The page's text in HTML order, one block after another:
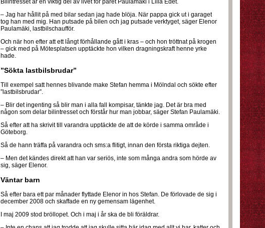
Bilintresset är en viktig del av livet för paret Paulamäki i Lilla Edet.
– Jag har hållit på med bilar sedan jag hade blöja. När pappa gick ut i garaget
tog han med mig. Han putsade på bilen och jag putsade verktyget, säger Elenor
Paulamäki, lastbilschaufför.
Och när hon efter att ett långt förhållande gått i kras – och hon tröttnat på krogen
– gick med på Mötesplatsen upptäckte hon vilken dragningskraft henne yrke
hade.
”Sökta lastbilsbrudar”
Till exempel satt hennes blivande make Stefan hemma i Mölndal och sökte efter
”lastbilsbrudar”.
– Blir det ingenting så blir man i alla fall kompisar, tänkte jag. Det är bra med
någon som delar bilintresset och förstår hur man jobbar, säger Stefan Paulamäki.
Så efter att ha skrivit till varandra upptäckte de att de körde i samma område i
Göteborg.
Så de hann träffa på varandra och sms:a flitigt, innan den första riktiga dejten.
– Men det kändes direkt att han var seriös, inte som många andra som hörde av
sig, säger Elenor.
Väntar barn
Så efter bara ett par månader flyttade Elenor in hos Stefan. De förlovade de sig i
december 2008 och skaffade en ny gemensam lägenhet.
I maj 2009 stod bröllopet. Och i maj i år ska de bli föräldrar.